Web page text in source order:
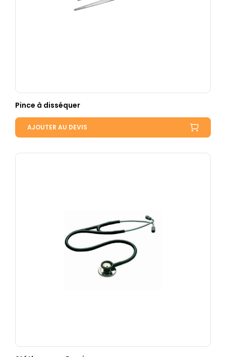
Pince à disséquer
AJOUTER AU DEVIS